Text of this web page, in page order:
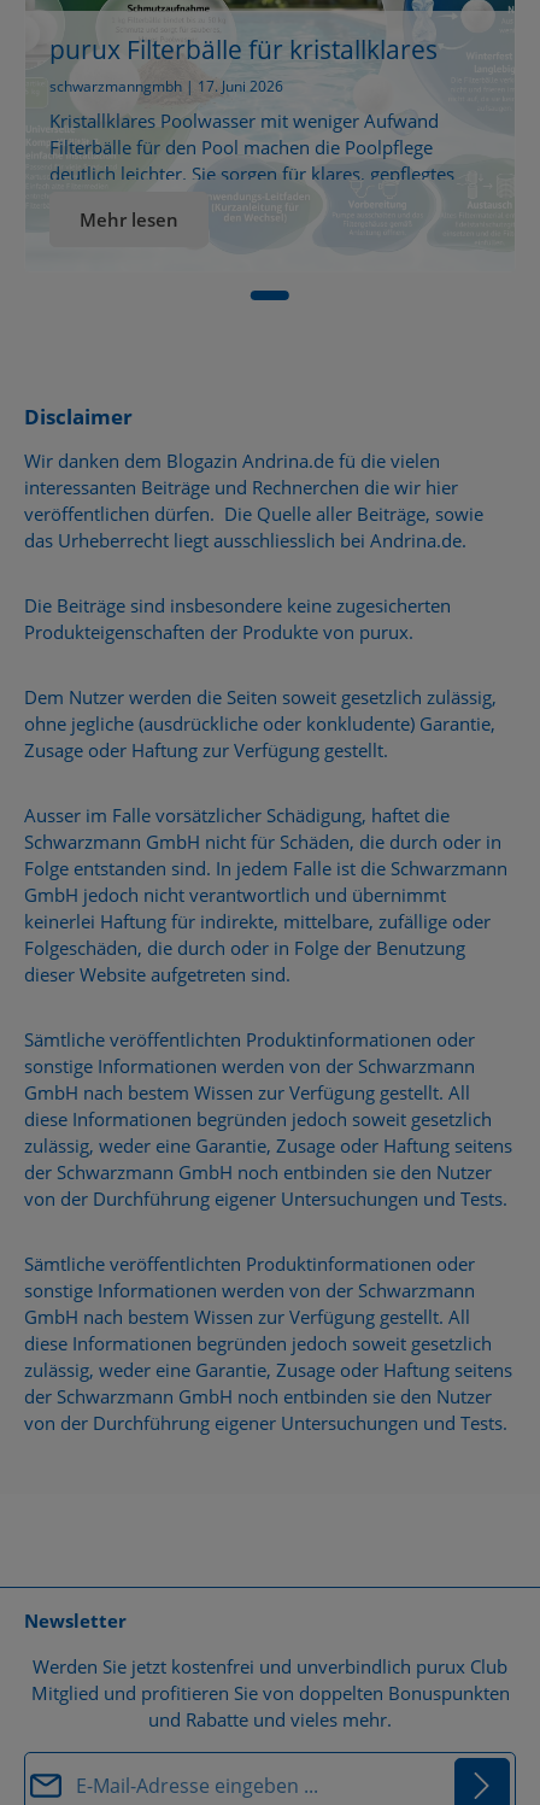
purux Filterbälle für kristallklares
Poolwasser
schwarzmanngmbh | 17. Juni 2026
Kristallklares Poolwasser mit weniger Aufwand
Filterbälle für den Pool machen die Poolpflege
deutlich leichter. Sie sorgen für klares, gepflegtes
Mehr lesen
Disclaimer
Wir danken dem Blogazin Andrina.de fü die vielen
interessanten Beiträge und Rechnerchen die wir hier
veröffentlichen dürfen. Die Quelle aller Beiträge, sowie
das Urheberrecht liegt ausschliesslich bei Andrina.de.
Die Beiträge sind insbesondere keine zugesicherten
Produkteigenschaften der Produkte von purux.
Dem Nutzer werden die Seiten soweit gesetzlich zulässig,
ohne jegliche (ausdrückliche oder konkludente) Garantie,
Zusage oder Haftung zur Verfügung gestellt.
Ausser im Falle vorsätzlicher Schädigung, haftet die
Schwarzmann GmbH nicht für Schäden, die durch oder in
Folge entstanden sind. In jedem Falle ist die Schwarzmann
GmbH jedoch nicht verantwortlich und übernimmt
keinerlei Haftung für indirekte, mittelbare, zufällige oder
Folgeschäden, die durch oder in Folge der Benutzung
dieser Website aufgetreten sind.
Sämtliche veröffentlichten Produktinformationen oder
sonstige Informationen werden von der Schwarzmann
GmbH nach bestem Wissen zur Verfügung gestellt. All
diese Informationen begründen jedoch soweit gesetzlich
zulässig, weder eine Garantie, Zusage oder Haftung seitens
der Schwarzmann GmbH noch entbinden sie den Nutzer
von der Durchführung eigener Untersuchungen und Tests.
Sämtliche veröffentlichten Produktinformationen oder
sonstige Informationen werden von der Schwarzmann
GmbH nach bestem Wissen zur Verfügung gestellt. All
diese Informationen begründen jedoch soweit gesetzlich
zulässig, weder eine Garantie, Zusage oder Haftung seitens
der Schwarzmann GmbH noch entbinden sie den Nutzer
von der Durchführung eigener Untersuchungen und Tests.
Newsletter
Werden Sie jetzt kostenfrei und unverbindlich purux Club
Mitglied und profitieren Sie von doppelten Bonuspunkten
und Rabatte und vieles mehr.